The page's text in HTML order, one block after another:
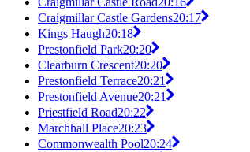
Craigmillar Castle Gardens20:17
Kings Haugh20:18
Prestonfield Park20:20
Clearburn Crescent20:20
Prestonfield Terrace20:21
Prestonfield Avenue20:21
Priestfield Road20:22
Marchhall Place20:23
Commonwealth Pool20:24